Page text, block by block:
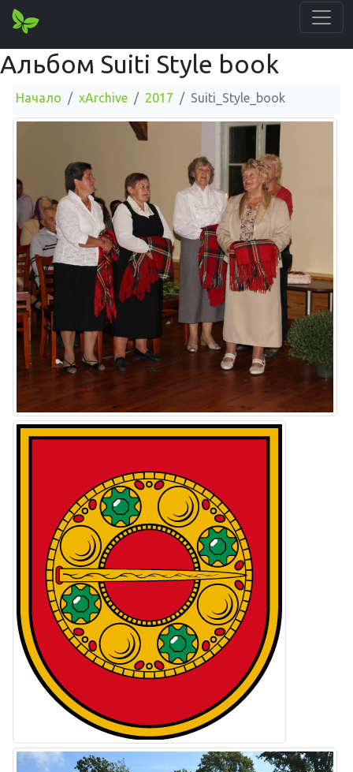
Альбом Suiti Style book
Начало xArchive 2017 Suiti_Style_book